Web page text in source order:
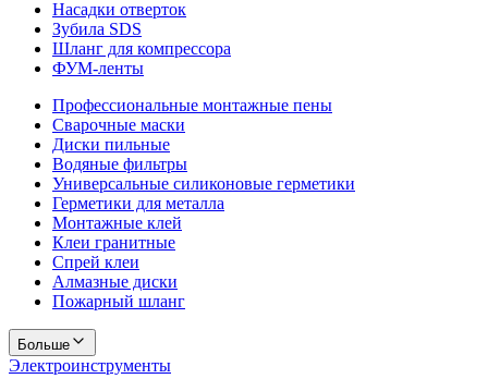
Насадки отверток
Зубила SDS
Шланг для компрессора
ФУМ-ленты
Профессиональные монтажные пены
Сварочные маски
Диски пильные
Водяные фильтры
Универсальные силиконовые герметики
Герметики для металла
Монтажные клей
Клеи гранитные
Спрей клеи
Алмазные диски
Пожарный шланг
Больше
Электроинструменты